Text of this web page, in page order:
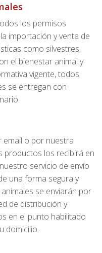
los permisos
importación y venta de
como silvestres.
el bienestar animal y
vigente, todos
se entregan con
email o por nuestra
productos los recibirá en
servicio de envío
una forma segura y
se enviarán por
de distribución y
en el punto habilitado
domicilio.